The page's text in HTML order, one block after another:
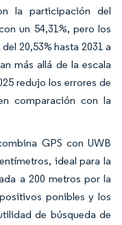
la participación del
un 54,31%, pero los
20,53% hasta 2031 a
más allá de la escala
redujo los errores de
comparación con la
GPS con UWB
ideal para la
a 200 metros por la
ponibles y los
de búsqueda de